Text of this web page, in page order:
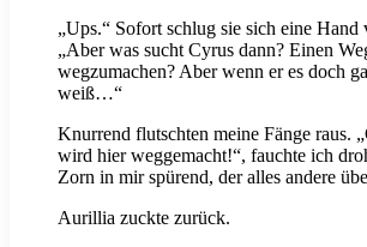
„Ups.“ Sofort schlug sie sich eine Hand
„Aber was sucht Cyrus dann? Einen
wegzumachen? Aber wenn er es doch
weiß…“
Knurrend flutschten meine Fänge raus.
wird hier weggemacht!“, fauchte ich
Zorn in mir spürend, der alles andere
Aurillia zuckte zurück.